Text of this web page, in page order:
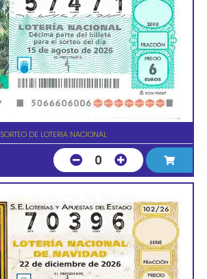
SORTEO DE LOTERIA NACIONAL
0